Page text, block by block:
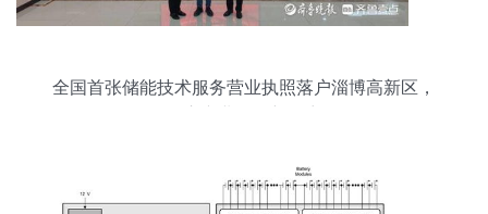
全国首张储能技术服务营业执照落户淄博高新区，